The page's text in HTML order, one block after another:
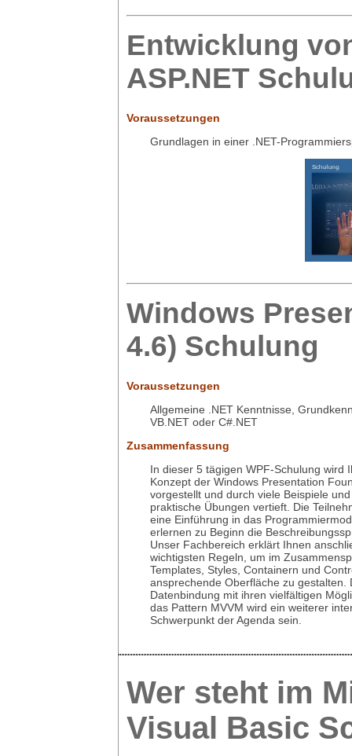
Entwicklung
ASP.NET
Voraussetzungen
Grundlagen in einer .NET-
Windows
4.6) Schulung
Voraussetzungen
Allgemeine .NET Kenntnisse,
VB.NET oder C#.NET
Zusammenfassung
In dieser 5 tägigen WPF-Schulung wird
Konzept der Windows Presentation
vorgestellt und durch viele Beispiele
praktische Übungen vertieft. Die
eine Einführung in das
erlernen zu Beginn die
Unser Fachbereich erklärt Ihnen
wichtigsten Regeln, um im
Templates, Styles, Containern und
ansprechende Oberfläche zu gestalten.
Datenbindung mit ihren vielfältigen
das Pattern MVVM wird ein weiterer
Schwerpunkt der Agenda sein.
Wer steht im
Visual Basic